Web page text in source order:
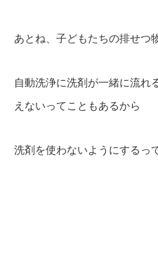
あとね、子どもたちの排せつ
自動洗浄に洗剤が一緒に流れ
えないってこともあるから
洗剤を使わないようにするっ